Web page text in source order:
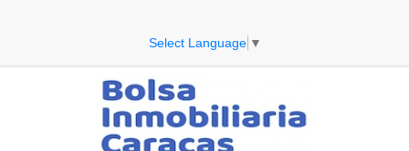
Select Language ▼